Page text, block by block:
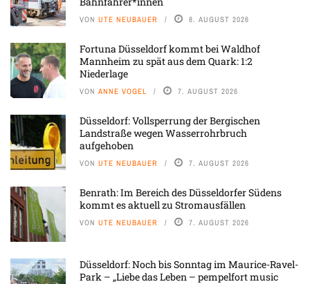
VON UTE NEUBAUER 8. AUGUST 2026
Fortuna Düsseldorf kommt bei Waldhof
Mannheim zu spät aus dem Quark: 1:2
Niederlage
VON ANNE VOGEL 7. AUGUST 2026
Düsseldorf: Vollsperrung der Bergischen
Landstraße wegen Wasserrohrbruch
aufgehoben
VON UTE NEUBAUER 7. AUGUST 2026
Benrath: Im Bereich des Düsseldorfer Südens
kommt es aktuell zu Stromausfällen
VON UTE NEUBAUER 7. AUGUST 2026
Düsseldorf: Noch bis Sonntag im Maurice-Ravel-
Park – „Liebe das Leben – pempelfort music